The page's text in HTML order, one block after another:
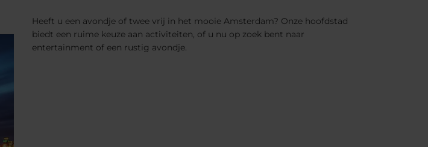
Heeft u een avondje of twee vrij in het mooie Amsterdam? Onze hoofdstad
biedt een ruime keuze aan activiteiten, of u nu op zoek bent naar
entertainment of een rustig avondje.